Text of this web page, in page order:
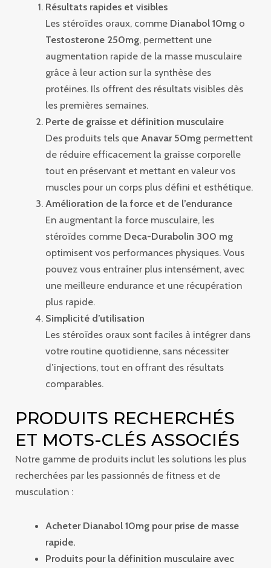
Résultats rapides et visibles
Les stéroïdes oraux, comme Dianabol 10mgo
Testosterone 250mg, permettent une
augmentation rapide de la masse musculaire
grâce à leur action sur la synthèse des
protéines. Ils offrent des résultats visibles dès
les premières semaines.
Perte de graisse et définition musculaire
Des produits tels que Anavar 50mgpermettent
de réduire efficacement la graisse corporelle
tout en préservant et mettant en valeur vos
muscles pour un corps plus défini et esthétique.
Amélioration de la force et de l’endurance
En augmentant la force musculaire, les
stéroïdes comme Deca-Durabolin 300 mg
optimisent vos performances physiques. Vous
pouvez vous entraîner plus intensément, avec
une meilleure endurance et une récupération
plus rapide.
Simplicité d’utilisation
Les stéroïdes oraux sont faciles à intégrer dans
votre routine quotidienne, sans nécessiter
d’injections, tout en offrant des résultats
comparables.
PRODUITS RECHERCHÉS
ET MOTS-CLÉS ASSOCIÉS
Notre gamme de produits inclut les solutions les plus
recherchées par les passionnés de fitness et de
musculation :
Acheter Dianabol 10mg pour prise de masse
rapide.
Produits pour la définition musculaire avec